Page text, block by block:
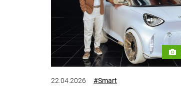
22.04.2026 #Smart